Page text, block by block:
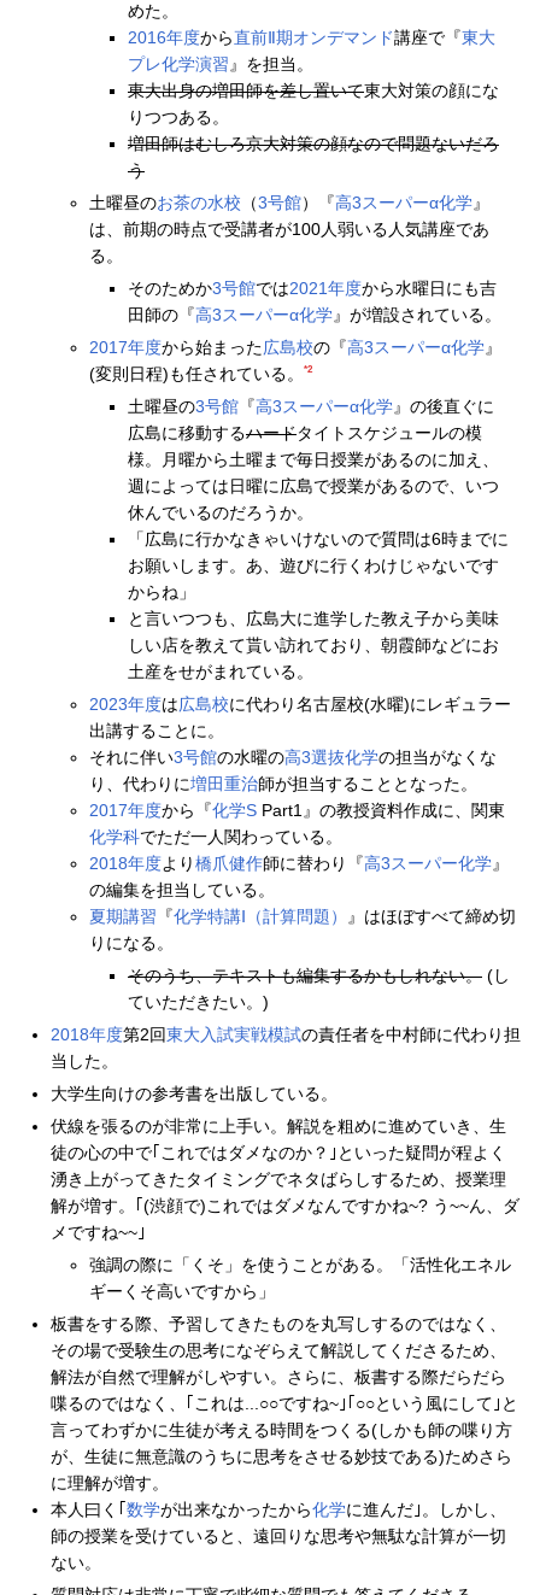
めた。
2016年度から直前Ⅱ期オンデマンド講座で『東大
プレ化学演習 』を担当。
東大出身の増田師を差し置いて東大対策の顔にな
りつつある。
増田師はむしろ京大対策の顔なので問題ないだろ
う
土曜昼のお茶の水校 （3号館）『高3スーパーα化学』
は、前期の時点で受講者が100人弱いる人気講座であ
る。
そのためか3号館では2021年度から水曜日にも吉
田師の『高3スーパーα化学』が増設されている。
2017年度から始まった広島校の『高3スーパーα化学』
(変則日程)も任されている。
*2
土曜昼の3号館 『高3スーパーα化学』の後直ぐに
広島に移動するハードタイトスケジュールの模
様。月曜から土曜まで毎日授業があるのに加え、
週によっては日曜に広島で授業があるので、いつ
休んでいるのだろうか。
「広島に行かなきゃいけないので質問は6時までに
お願いします。あ、遊びに行くわけじゃないです
からね」
と言いつつも、広島大に進学した教え子から美味
しい店を教えて貰い訪れており、朝霞師などにお
土産をせがまれている。
2023年度は広島校に代わり名古屋校(水曜)にレギュラー
出講することに。
それに伴い3号館の水曜の高3選抜化学の担当がなくな
り、代わりに増田重治師が担当することとなった。
2017年度から『化学S Part1』の教授資料作成に、関東
化学科でただ一人関わっている。
2018年度より橋爪健作師に替わり『高3スーパー化学』
の編集を担当している。
夏期講習 『化学特講Ⅰ（計算問題）
』はほぼすべて締め切
りになる。
そのうち、テキストも編集するかもしれない。 (し
ていただきたい。)
2018年度第2回東大入試実戦模試の責任者を中村師に代わり担
当した。
大学生向けの参考書を出版している。
伏線を張るのが非常に上手い。解説を粗めに進めていき、生
徒の心の中で｢これではダメなのか？｣といった疑問が程よく
湧き上がってきたタイミングでネタばらしするため、授業理
解が増す。｢(渋顔で)これではダメなんですかね~? う~~ん、ダ
メですね~~｣
強調の際に「くそ」を使うことがある。「活性化エネル
ギーくそ高いですから」
板書をする際、予習してきたものを丸写しするのではなく、
その場で受験生の思考になぞらえて解説してくださるため、
解法が自然で理解がしやすい。さらに、板書する際だらだら
喋るのではなく、｢これは...○○ですね~｣｢○○という風にして｣と
言ってわずかに生徒が考える時間をつくる(しかも師の喋り方
が、生徒に無意識のうちに思考をさせる妙技である)ためさら
に理解が増す。
本人曰く｢ 数学が出来なかったから化学に進んだ｣。しかし、
師の授業を受けていると、遠回りな思考や無駄な計算が一切
ない。